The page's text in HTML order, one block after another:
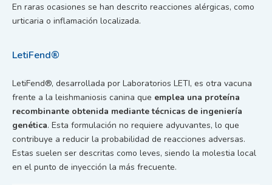
En raras ocasiones se han descrito reacciones alérgicas, como
urticaria o inflamación localizada.
LetiFend®
LetiFend®, desarrollada por Laboratorios LETI, es otra vacuna
frente a la leishmaniosis canina que emplea una proteína
recombinante obtenida mediante técnicas de ingeniería
genética. Esta formulación no requiere adyuvantes, lo que
contribuye a reducir la probabilidad de reacciones adversas.
Estas suelen ser descritas como leves, siendo la molestia local
en el punto de inyección la más frecuente.